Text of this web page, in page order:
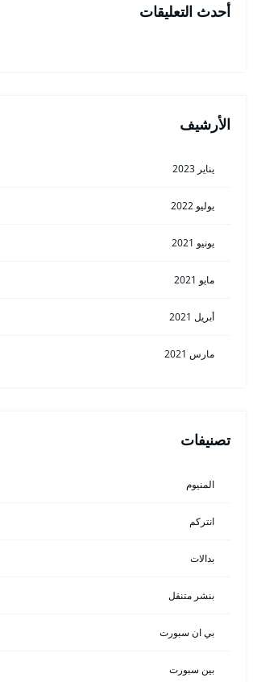
أحدث التعليقات
الأرشيف
يناير 2023
يوليو 2022
يونيو 2021
مايو 2021
أبريل 2021
مارس 2021
تصنيفات
المنيوم
انتركم
بدالات
بنشر متنقل
بي ان سبورت
بين سبورت